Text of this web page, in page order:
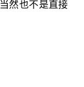
然也不是直接